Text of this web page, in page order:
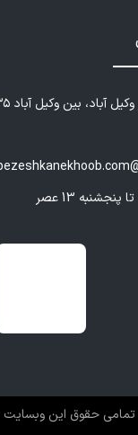
آباد، بین وکیل آباد ۳۵ و ۳۷
تمامی حقوق این